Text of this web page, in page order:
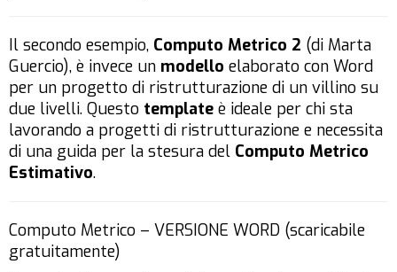
Il secondo esempio, Computo Metrico 2 (di Marta
Guercio), è invece un modello elaborato con Word
per un progetto di ristrutturazione di un villino su
due livelli. Questo template è ideale per chi sta
lavorando a progetti di ristrutturazione e necessita
di una guida per la stesura del Computo Metrico
Estimativo.
Computo Metrico – VERSIONE WORD (scaricabile
gratuitamente)